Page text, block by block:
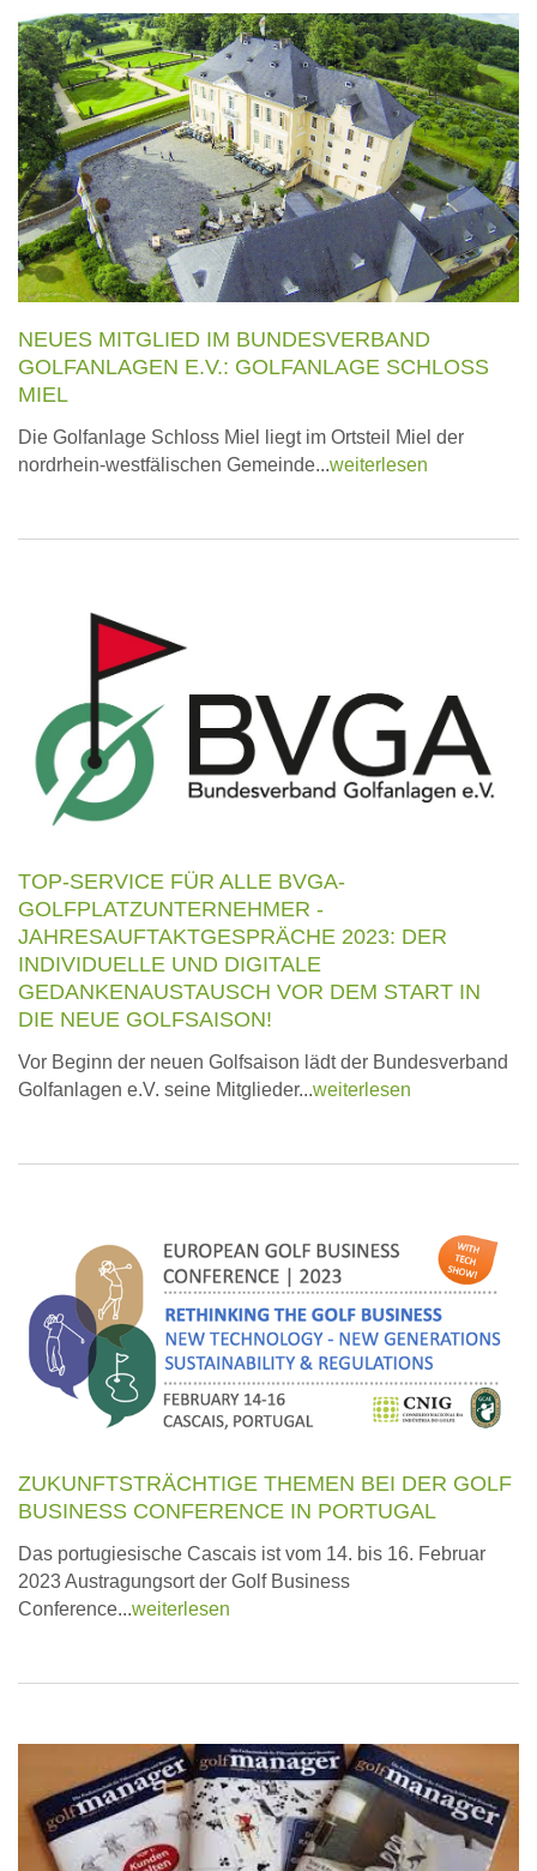
NEUES MITGLIED IM BUNDESVERBAND
GOLFANLAGEN E.V.: GOLFANLAGE SCHLOSS
MIEL
Die Golfanlage Schloss Miel liegt im Ortsteil Miel der
nordrhein-westfälischen Gemeinde...weiterlesen
TOP-SERVICE FÜR ALLE BVGA-
GOLFPLATZUNTERNEHMER -
JAHRESAUFTAKTGESPRÄCHE 2023: DER
INDIVIDUELLE UND DIGITALE
GEDANKENAUSTAUSCH VOR DEM START IN
DIE NEUE GOLFSAISON!
Vor Beginn der neuen Golfsaison lädt der Bundesverband
Golfanlagen e.V. seine Mitglieder...weiterlesen
ZUKUNFTSTRÄCHTIGE THEMEN BEI DER GOLF
BUSINESS CONFERENCE IN PORTUGAL
Das portugiesische Cascais ist vom 14. bis 16. Februar
2023 Austragungsort der Golf Business
Conference...weiterlesen